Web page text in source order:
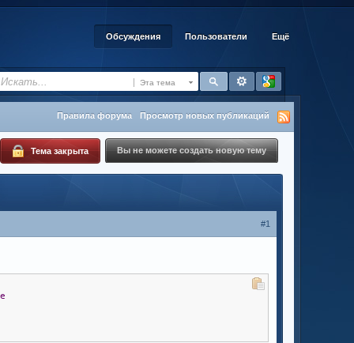
Обсуждения Пользователи Ещё
Эта тема
Правила форума Просмотр новых публикаций
Вы не можете создать новую тему
Тема закрыта
#1